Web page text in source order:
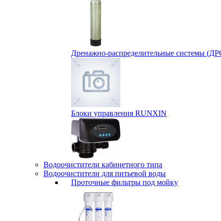
Дренажно-распределительные системы
Блоки управления RUNXIN
Водоочистители кабинетного типа
Водоочистители для питьевой воды
Проточные фильтры под мойку